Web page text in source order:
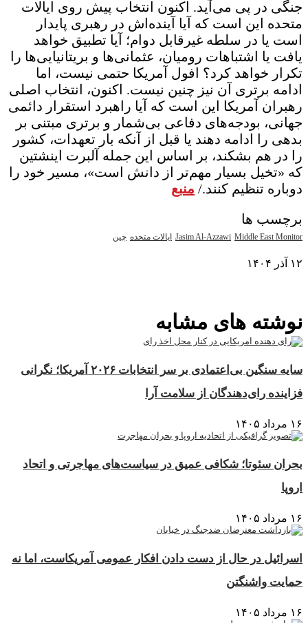
جنگی در پی می‌آید. اکنون انتخاب پیش روی ایالات
متحده این است که آیا آینده‌اش در رهبری پایدار
است یا در سلطه غیرقابل دوام؛ آیا تطبیق خواهد
یافت یا اشتباهات رومیان، عثمانی‌ها و بریتانیایی‌ها را
تکرار خواهد کرد؟ افول آمریکا حتمی نیست، اما
ادامه برتری آن نیز چنین نیست. اکنون، انتخاب اصلی
رهبران آمریکا این است که آیا راهبرد استقرار دائمی
جهانی، بودجه‌های دفاعی بی‌شمار و برتری مبتنی بر
بدهی را ادامه دهند یا قبل از آنکه بار تعهدات، کشور
را در هم بشکند، بر اساس این جمله آلبرت اینشتین
که «تخیل بسیار مهم‌تر از دانش است»، مسیر خود را
دوباره تنظیم کنند./ منبع
برچسب ها
Jasim Al-Azzawi Middle East Monitor ایالات متحده چین
۱۲ آذر ۱۴۰۴
نوشته های مشابه
سایه سنگین بی‌اعتمادی بر سر انتخابات ۲۰۲۶ آمریکا؛ نگرانی
فزاینده رای‌دهندگان از سلامت آرا
۱۶ مرداد ۱۴۰۵
بحران سئوتا؛ شکافی عمیق در سیاست‌های مهاجرتی و اتحاد
اروپا
۱۶ مرداد ۱۴۰۵
اسرائیل در حال از دست دادن افکار عمومی آمریکاست، اما نه
حمایت واشنگتن
۱۶ مرداد ۱۴۰۵